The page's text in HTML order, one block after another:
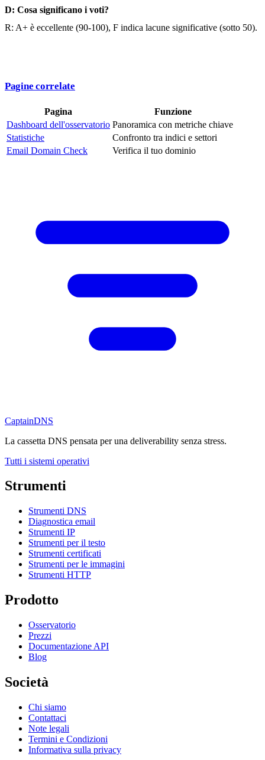
D: Cosa significano i voti?
R: A+ è eccellente (90-100), F indica lacune significative (sotto 50).
Pagine correlate
Pagina
Funzione
Dashboard dell'osservatorio Panoramica con metriche chiave
Statistiche
Confronto tra indici e settori
Email Domain Check
Verifica il tuo dominio
CaptainDNS
La cassetta DNS pensata per una deliverability senza stress.
Tutti i sistemi operativi
Strumenti
Strumenti DNS
Diagnostica email
Strumenti IP
Strumenti per il testo
Strumenti certificati
Strumenti per le immagini
Strumenti HTTP
Prodotto
Osservatorio
Prezzi
Documentazione API
Blog
Società
Chi siamo
Contattaci
Note legali
Termini e Condizioni
Informativa sulla privacy